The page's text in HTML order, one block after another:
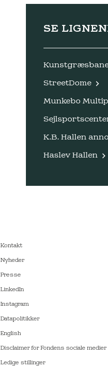
SE
StreetDome
Munkebo
K.B. Hallen
Haslev Hallen
Kontakt
Nyheder
Presse
LinkedIn
Instagram
Datapolitikker
English
Disclaimer for Fondens sociale medier
Ledige stillinger